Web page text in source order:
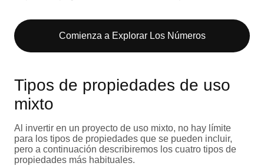
Comienza a Explorar Los Números​
Tipos de propiedades de uso
mixto
Al invertir en un proyecto de uso mixto, no hay límite
para los tipos de propiedades que se pueden incluir,
pero a continuación describiremos los cuatro tipos de
propiedades más habituales.